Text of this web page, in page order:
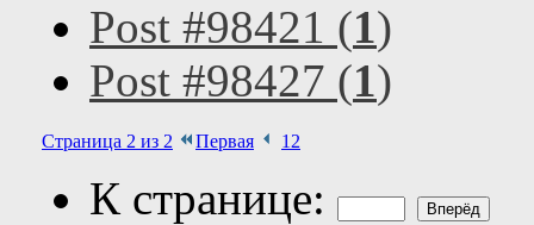
Post #98421 (1)
Post #98427 (1)
Страница 2 из 2 Первая 1 2
К странице: